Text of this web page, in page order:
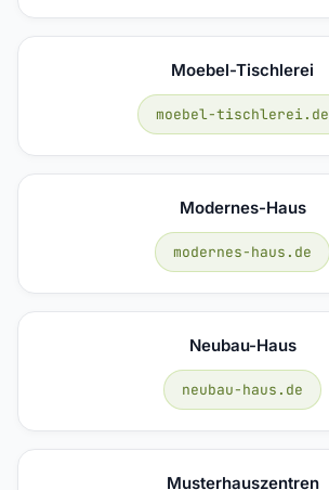
Moebel-Tischlerei
moebel-tischlerei.de
Modernes-Haus
modernes-haus.de
Neubau-Haus
neubau-haus.de
Musterhauszentren